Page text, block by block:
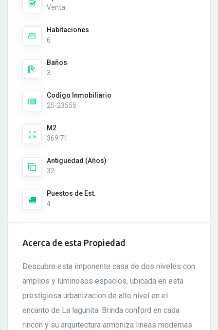
Venta
Habitaciones
6
Baños
3
Codigo Inmobiliario
25-23555
M2
369.71
Antiguedad (Años)
32
Puestos de Est.
4
Acerca de esta Propiedad
Descubre esta imponente casa de dos niveles con
amplios y luminosos espacios, ubicada en esta
prestigiosa urbanizacion de alto nivel en el
encanto de La lagunita. Brinda conford en cada
rincon y su arquitectura armoniza lineas modernas